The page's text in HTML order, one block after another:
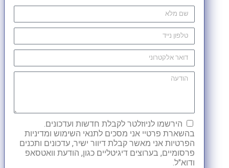
הירשמו לניוזלטר לקבלת חדשות ועדכונים.
בהשארת פרטיי אני מסכים לתנאי השימוש ומדיניות
הפרטיות אני מאשר קבלת דיוור ישיר, עדכונים ותכנים
פרסומיים, בערוצים דיגיטליים כגון, הודעת וואטסאפ
ודוא"ל.